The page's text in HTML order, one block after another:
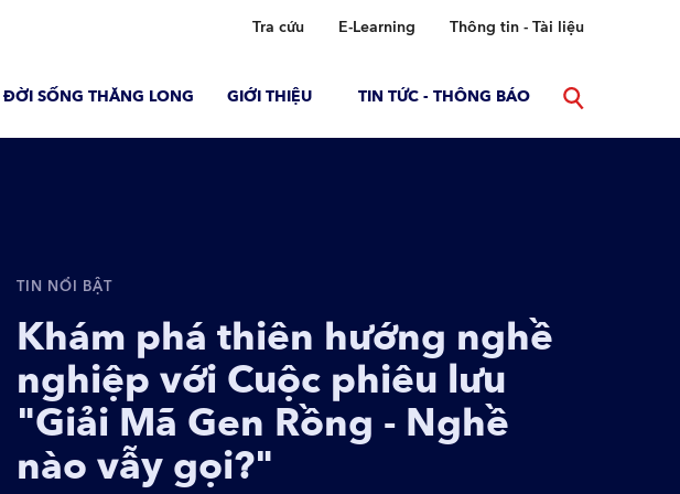
Tra cứu E-Learning Thông tin - Tài liệu
ĐỜI SỐNG THĂNG LONG GIỚI THIỆU TIN TỨC - THÔNG BÁO
TIN NỔI BẬT
Khám phá thiên hướng nghề
nghiệp với Cuộc phiêu lưu
"Giải Mã Gen Rồng - Nghề
nào vẫy gọi?"